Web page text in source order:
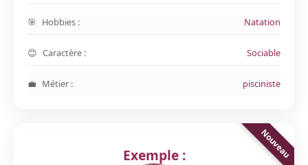
Hobbies : Natation
Caractère : Sociable
Métier : pisciniste
Exemple :